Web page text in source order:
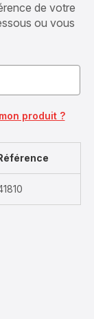
de votre
ou vous
produit ?